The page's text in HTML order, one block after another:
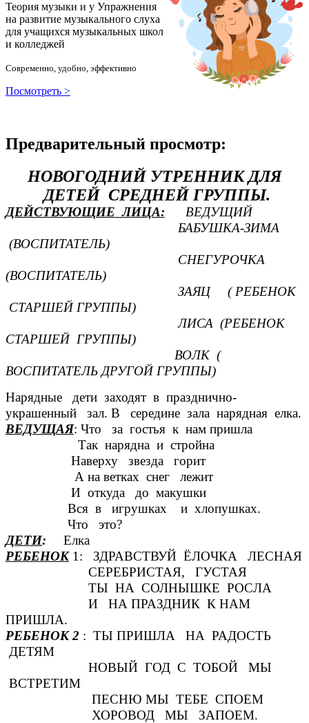
Теория музыки и у Упражнения
на развитие музыкального слуха
для учащихся музыкальных школ
и колледжей
Современно, удобно, эффективно
Посмотреть >
Предварительный просмотр:
НОВОГОДНИЙ УТРЕННИК ДЛЯ
ДЕТЕЙ СРЕДНЕЙ ГРУППЫ.
ДЕЙСТВУЮЩИЕ ЛИЦА:
ВЕДУЩИЙ
БАБУШКА-ЗИМА
(ВОСПИТАТЕЛЬ)
СНЕГУРОЧКА
(ВОСПИТАТЕЛЬ)
ЗАЯЦ ( РЕБЕНОК
СТАРШЕЙ ГРУППЫ)
ЛИСА (РЕБЕНОК
СТАРШЕЙ ГРУППЫ)
ВОЛК (
ВОСПИТАТЕЛЬ ДРУГОЙ ГРУППЫ)
Нарядные дети заходят в празднично-
украшенный зал. В середине зала нарядная елка.
ВЕДУЩАЯ: Что за гостья к нам пришла
Так нарядна и стройна
Наверху звезда горит
А на ветках снег лежит
И откуда до макушки
Вся в игрушках и хлопушках.
Что это?
ДЕТИ:
Елка
РЕБЕНОК1: ЗДРАВСТВУЙ ЁЛОЧКА ЛЕСНАЯ
СЕРЕБРИСТАЯ, ГУСТАЯ
ТЫ НА СОЛНЫШКЕ РОСЛА
И НА ПРАЗДНИК К НАМ
ПРИШЛА.
РЕБЕНОК 2 : ТЫ ПРИШЛА НА РАДОСТЬ
ДЕТЯМ
НОВЫЙ ГОД С ТОБОЙ МЫ
ВСТРЕТИМ
ПЕСНЮ МЫ ТЕБЕ СПОЕМ
ХОРОВОД МЫ ЗАПОЕМ.